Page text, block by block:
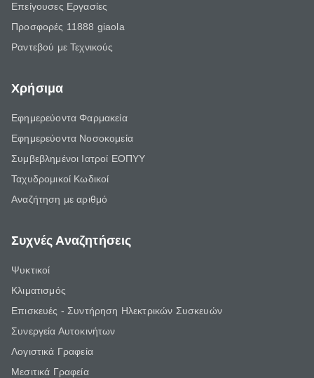
Επείγουσες Εργασίες
Προσφορές 11888 giaola
Ραντεβού με Τεχνικούς
Χρήσιμα
Εφημερεύοντα Φαρμακεία
Εφημερεύοντα Νοσοκομεία
Συμβεβλημένοι Ιατροί ΕΟΠΥΥ
Ταχυδρομικοί Κωδικοί
Αναζήτηση με αριθμό
Συχνές Αναζητήσεις
Ψυκτικοί
Κλιματισμός
Επισκευές - Συντήρηση Ηλεκτρικών Συσκευών
Συνεργεία Αυτοκινήτων
Λογιστικά Γραφεία
Μεσιτικά Γραφεία